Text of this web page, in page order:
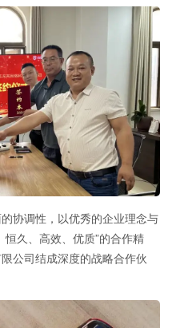
协调性，以优秀的企业理念与
久、高效、优质”的合作精
公司结成深度的战略合作伙